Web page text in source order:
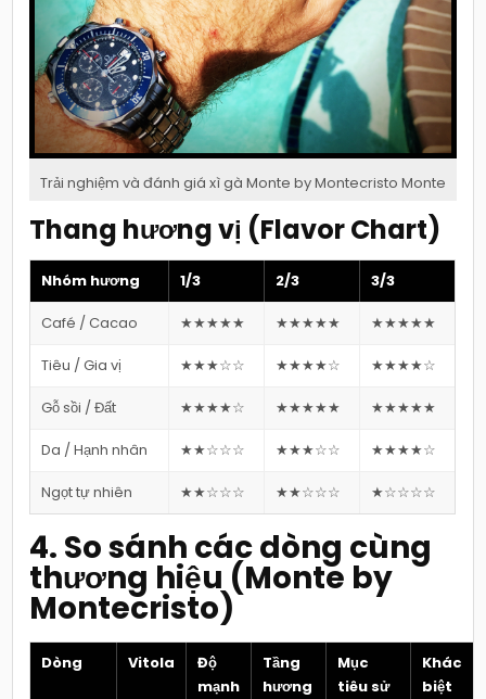
Trải nghiệm và đánh giá xì gà Monte by Montecristo Monte
Thang hương vị (Flavor Chart)
Nhóm hương 1/3 2/3 3/3
Café / Cacao ★★★★★ ★★★★★ ★★★★★
Tiêu / Gia vị ★★★☆☆ ★★★★☆ ★★★★☆
Gỗ sồi / Đất ★★★★☆ ★★★★★ ★★★★★
Da / Hạnh nhân ★★☆☆☆ ★★★☆☆ ★★★★☆
Ngọt tự nhiên ★★☆☆☆ ★★☆☆☆ ★☆☆☆☆
4. So sánh các dòng cùng
thương hiệu (Monte by
Montecristo)
Dòng Vitola
Độ
mạnh
Tầng
hương
Mục
tiêu sử
Khác
biệt